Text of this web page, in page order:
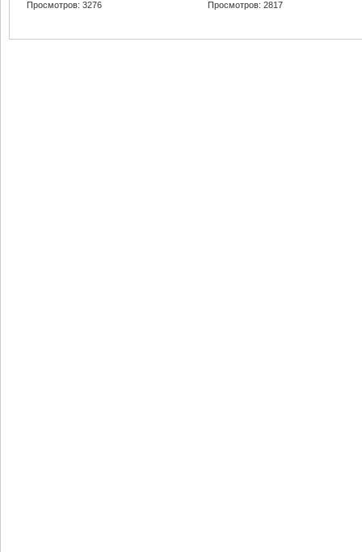
Просмотров: 3276
Просмотров: 2817